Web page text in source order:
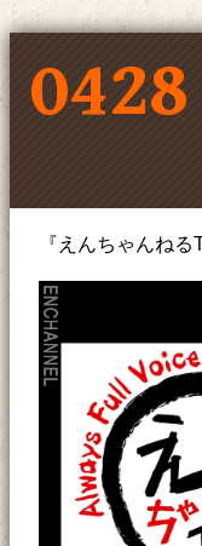
0428
『えんちゃんねる